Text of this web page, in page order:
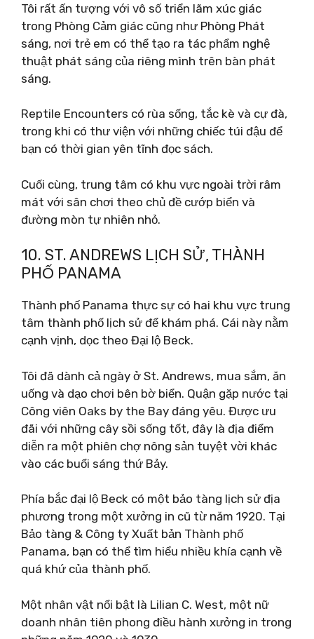
Tôi rất ấn tượng với vô số triển lãm xúc giác
trong Phòng Cảm giác cũng như Phòng Phát
sáng, nơi trẻ em có thể tạo ra tác phẩm nghệ
thuật phát sáng của riêng mình trên bàn phát
sáng.
Reptile Encounters có rùa sống, tắc kè và cự đà,
trong khi có thư viện với những chiếc túi đậu để
bạn có thời gian yên tĩnh đọc sách.
Cuối cùng, trung tâm có khu vực ngoài trời râm
mát với sân chơi theo chủ đề cướp biển và
đường mòn tự nhiên nhỏ.
10. ST. ANDREWS LỊCH SỬ, THÀNH
PHỐ PANAMA
Thành phố Panama thực sự có hai khu vực trung
tâm thành phố lịch sử để khám phá. Cái này nằm
cạnh vịnh, dọc theo Đại lộ Beck.
Tôi đã dành cả ngày ở St. Andrews, mua sắm, ăn
uống và dạo chơi bên bờ biển. Quận gặp nước tại
Công viên Oaks by the Bay đáng yêu. Được ưu
đãi với những cây sồi sống tốt, đây là địa điểm
diễn ra một phiên chợ nông sản tuyệt vời khác
vào các buổi sáng thứ Bảy.
Phía bắc đại lộ Beck có một bảo tàng lịch sử địa
phương trong một xưởng in cũ từ năm 1920. Tại
Bảo tàng & Công ty Xuất bản Thành phố
Panama, bạn có thể tìm hiểu nhiều khía cạnh về
quá khứ của thành phố.
Một nhân vật nổi bật là Lilian C. West, một nữ
doanh nhân tiên phong điều hành xưởng in trong